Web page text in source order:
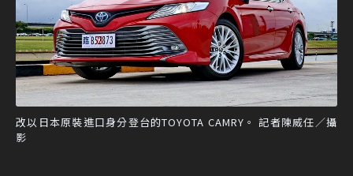
改以日本原裝進口身分登台的TOYOTA CAMRY。 記者陳威任／攝
影